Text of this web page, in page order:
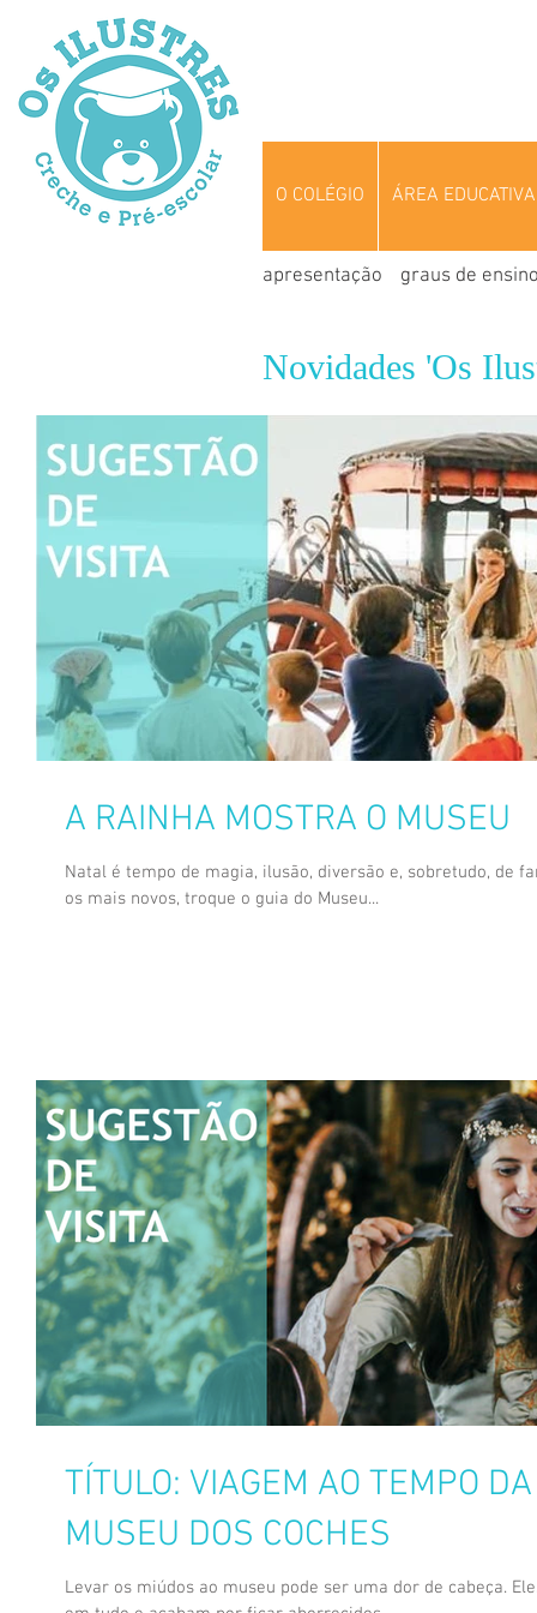
O COLÉGIO ÁREA EDUCATIVA
apresentação graus de
Novidades 'Os
A RAINHA MOSTRA O MUSEU
Natal é tempo de magia, ilusão, diversão e, sobretudo, de
os mais novos, troque o guia do Museu...
TÍTULO: VIAGEM AO TEMPO
MUSEU DOS COCHES
Levar os miúdos ao museu pode ser uma dor de cabeça.